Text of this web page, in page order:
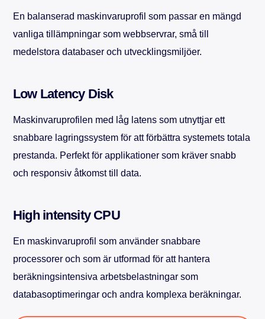
En balanserad maskinvaruprofil som passar en mängd
vanliga tillämpningar som webbservrar, små till
medelstora databaser och utvecklingsmiljöer.
Low Latency Disk
Maskinvaruprofilen med låg latens som utnyttjar ett
snabbare lagringssystem för att förbättra systemets totala
prestanda. Perfekt för applikationer som kräver snabb
och responsiv åtkomst till data.
High intensity CPU
En maskinvaruprofil som använder snabbare
processorer och som är utformad för att hantera
beräkningsintensiva arbetsbelastningar som
databasoptimeringar och andra komplexa beräkningar.